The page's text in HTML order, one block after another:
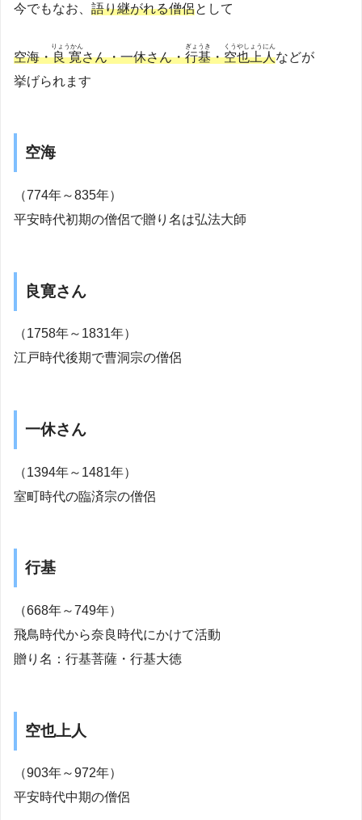
今でもなお、 語り継がれる僧侶として
空海・良寛
りょうかん
さん・一休さん・行基
ぎょうき
・空也上人
くうやしょうにん
などが
挙げられます
空海
（774年～835年）
平安時代初期の僧侶で贈り名は弘法大師
良寛さん
（1758年～1831年）
江戸時代後期で曹洞宗の僧侶
一休さん
（1394年～1481年）
室町時代の臨済宗の僧侶
行基
（668年～749年）
飛鳥時代から奈良時代にかけて活動
贈り名：行基菩薩・行基大徳
空也上人
（903年～972年）
平安時代中期の僧侶